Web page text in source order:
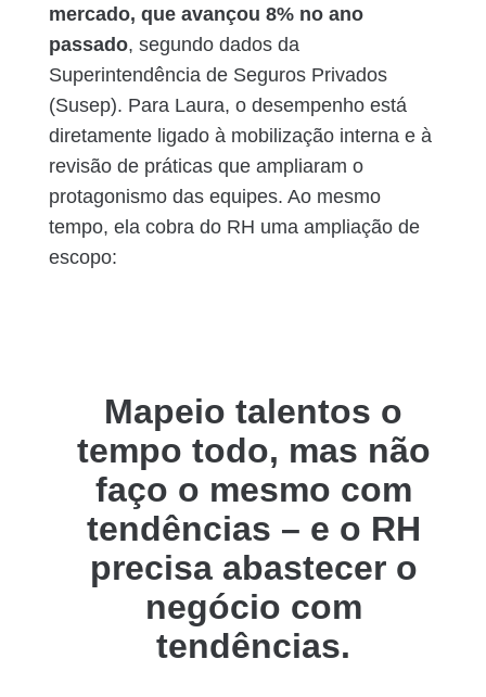
mercado, que avançou 8% no ano
passado, segundo dados da
Superintendência de Seguros Privados
(Susep). Para Laura, o desempenho está
diretamente ligado à mobilização interna e à
revisão de práticas que ampliaram o
protagonismo das equipes. Ao mesmo
tempo, ela cobra do RH uma ampliação de
escopo:
Mapeio talentos o
tempo todo, mas não
faço o mesmo com
tendências – e o RH
precisa abastecer o
negócio com
tendências.